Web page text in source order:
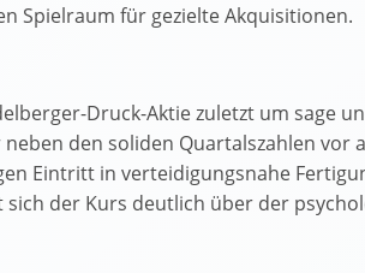
Spielraum für gezielte Akquisitionen.
Druck-Aktie zuletzt um sage
den soliden Quartalszahlen vor
Eintritt in verteidigungsnahe
der Kurs deutlich über der